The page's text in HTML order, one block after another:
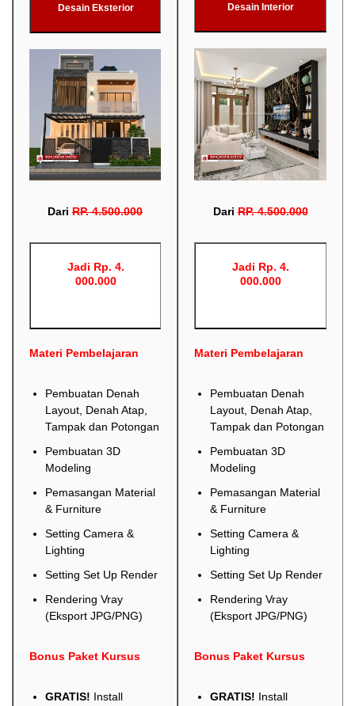
Desain Eksterior
Dari RP.4.500.000
Jadi Rp. 4.
000.000
Materi Pembelajaran
Pembuatan Denah
Layout, Denah Atap,
Tampak dan Potongan
Pembuatan 3D
Modeling
Pemasangan Material
& Furniture
Setting Camera &
Lighting
Setting Set Up Render
Rendering Vray
(Eksport JPG/PNG)
Bonus Paket Kursus
GRATIS! Install
Desain Interior
DariRP.4.500.000
Jadi Rp. 4.
000.000
Materi Pembelajaran
Pembuatan Denah
Layout, Denah Atap,
Tampak dan Potongan
Pembuatan 3D
Modeling
Pemasangan Material
& Furniture
Setting Camera &
Lighting
Setting Set Up Render
Rendering Vray
(Eksport JPG/PNG)
Bonus Paket Kursus
GRATIS! Install